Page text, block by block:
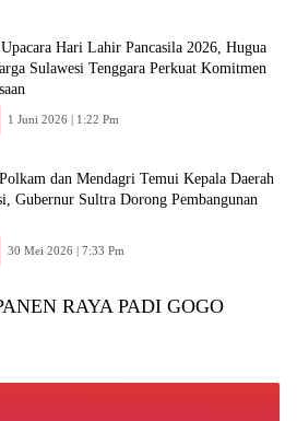
Hari Lahir Pancasila 2026, Hugua
Sulawesi Tenggara Perkuat Komitmen
1 Juni 2026 | 1:22 Pm
dan Mendagri Temui Kepala Daerah
Gubernur Sultra Dorong Pembangunan
30 Mei 2026 | 7:33 Pm
RAYA PADI GOGO